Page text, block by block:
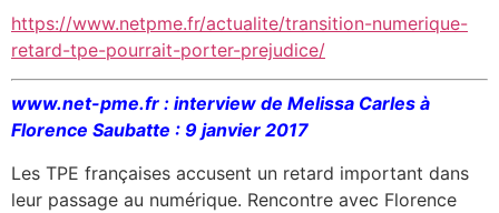
https://www.netpme.fr/actualite/transition-numerique-
retard-tpe-pourrait-porter-prejudice/
www.net-pme.fr : interview de Melissa Carles à
Florence Saubatte : 9 janvier 2017
Les TPE françaises accusent un retard important dans
leur passage au numérique. Rencontre avec Florence